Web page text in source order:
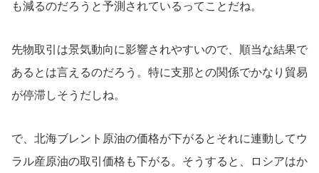
も減るのだろうと予測されているってことだね。
先物取引は景気動向に影響されやすいので、順当な結果で
あるとは言えるのだろう。特に支那との関係でかなり貿易
が停滞しそうだしね。
で、北海ブレント原油の価格が下がるとそれに連動してウ
ラル産原油の取引価格も下がる。そうすると、ロシアはか